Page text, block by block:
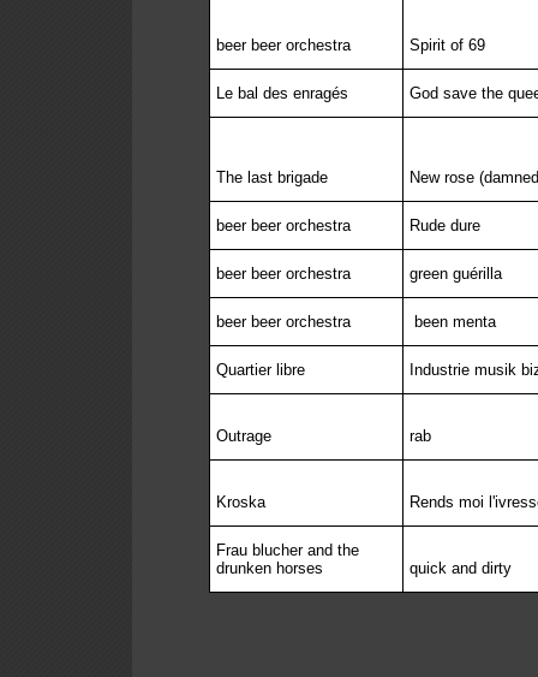
beer beer orchestra Spirit of 69
Le bal des enragés God save the
The last brigade New rose
beer beer orchestra Rude dure
beer beer orchestra green guérilla
beer beer orchestra been menta
Quartier libre Industrie musik
Outrage rab
Kroska Rends moi
Frau blucher and the
drunken horses
quick and dirty